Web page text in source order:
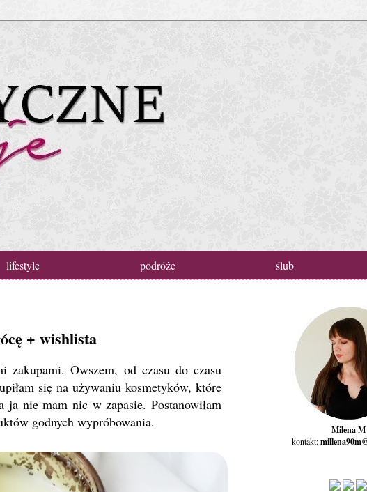
lifestyle podróże ślub
+ wishlista
zakupami. Owszem, od czasu do czasu
się na używaniu kosmetyków, które
nie mam nic w zapasie. Postanowiłam
godnych wypróbowania.
Milena M
kontakt: